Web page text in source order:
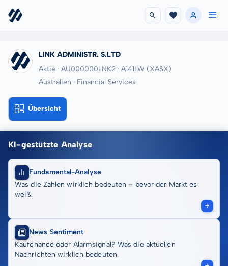
LINK ADMINISTR. S.LTD
Aktie · AU000000LNK2 · A141LW (XASX)
Australien · Financial Services
Übersicht
KI-gestützte Analyse
Fundamental-Analyse
Was die Zahlen wirklich bedeuten – bevor der Markt es
weiß.
News Sentiment
Kaufchance oder Alarmsignal? Was die aktuellen
Nachrichten wirklich bedeuten.